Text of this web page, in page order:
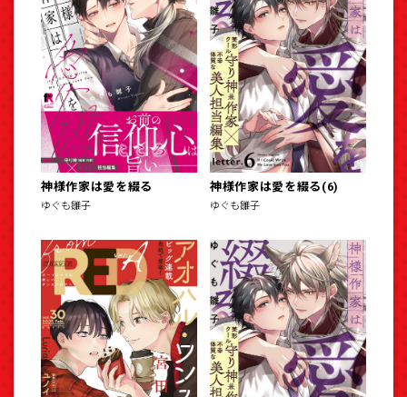
神様作家は愛を綴る
ゆぐも雛子
神様作家は愛を綴る(6)
ゆぐも雛子